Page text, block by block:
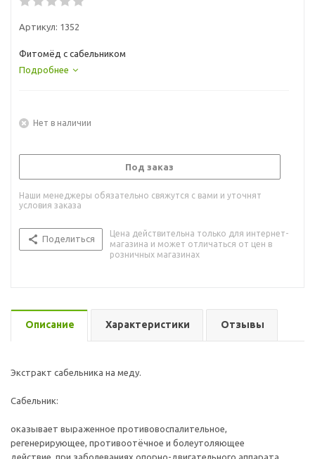
Артикул: 1352
Фитомёд с сабельником
Подробнее
Нет в наличии
Под заказ
Наши менеджеры обязательно свяжутся с вами и уточнят
условия заказа
Поделиться
Цена действительна только для интернет-
магазина и может отличаться от цен в
розничных магазинах
Описание Характеристики Отзывы
Экстракт сабельника на меду.
Сабельник:
оказывает выраженное противовоспалительное,
регенерирующее, противоотёчное и болеутоляющее
действие при заболеваниях опорно-двигательного аппарата